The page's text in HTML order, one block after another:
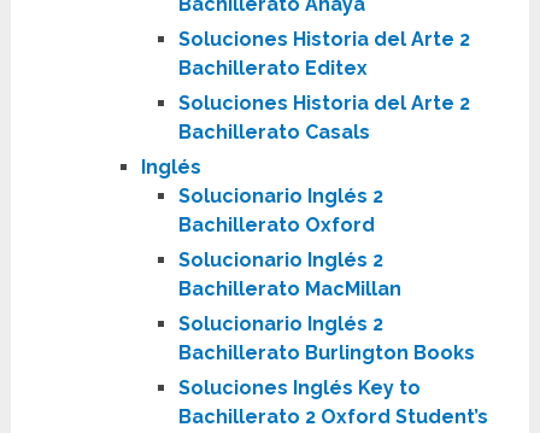
Soluciones Historia del Arte 2
Bachillerato Editex
Soluciones Historia del Arte 2
Bachillerato Casals
Inglés
Solucionario Inglés 2
Bachillerato Oxford
Solucionario Inglés 2
Bachillerato MacMillan
Solucionario Inglés 2
Bachillerato Burlington Books
Soluciones Inglés Key to
Bachillerato 2 Oxford Student’s